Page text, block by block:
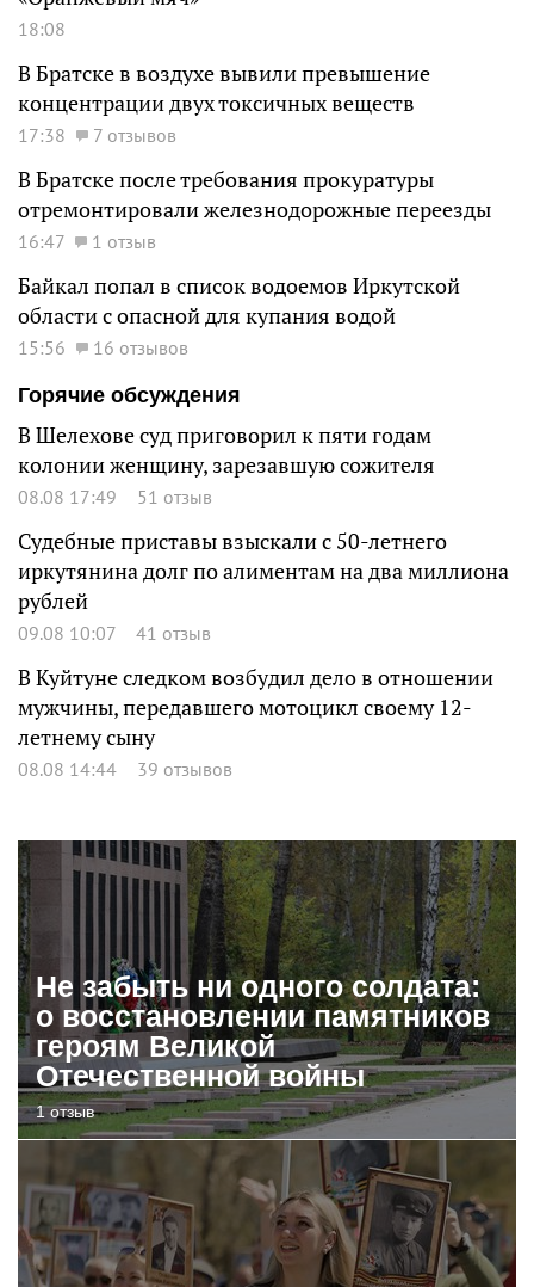
18:08
В Братске в воздухе вывили превышение
концентрации двух токсичных веществ
17:38 7 отзывов
В Братске после требования прокуратуры
отремонтировали железнодорожные переезды
16:47 1 отзыв
Байкал попал в список водоемов Иркутской
области с опасной для купания водой
15:56
16 отзывов
Горячие обсуждения
В Шелехове суд приговорил к пяти годам
колонии женщину, зарезавшую сожителя
08.08 17:49 51 отзыв
Судебные приставы взыскали с 50-летнего
иркутянина долг по алиментам на два миллиона
рублей
09.08 10:07 41 отзыв
В Куйтуне следком возбудил дело в отношении
мужчины, передавшего мотоцикл своему 12-
летнему сыну
08.08 14:44 39 отзывов
Не забыть ни одного солдата:
о восстановлении памятников
героям Великой
Отечественной войны
1 отзыв